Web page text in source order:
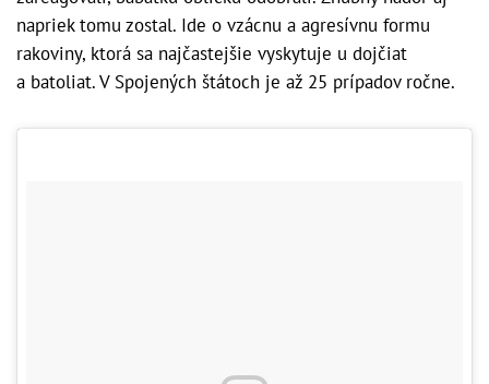
napriek tomu zostal. Ide o vzácnu a agresívnu formu
rakoviny, ktorá sa najčastejšie vyskytuje u dojčiat
a batoliat. V Spojených štátoch je až 25 prípadov ročne.